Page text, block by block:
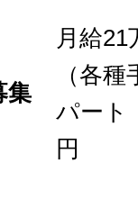
集
月給21
（各
パート
円